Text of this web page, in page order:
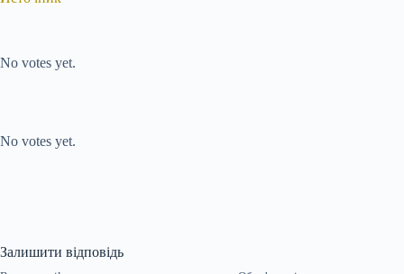
No votes yet.
No votes yet.
Залишити відповідь